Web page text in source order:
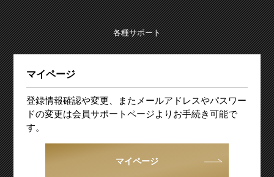
各種サポート
マイページ
登録情報確認や変更、またメールアドレスやパスワー
ドの変更は会員サポートページよりお手続き可能で
す。
マイページ